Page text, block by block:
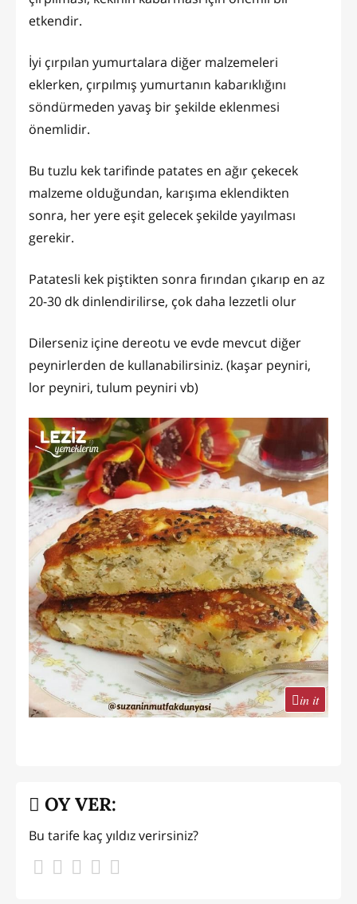
etkendir.
İyi çırpılan yumurtalara diğer malzemeleri
eklerken, çırpılmış yumurtanın kabarıklığını
söndürmeden yavaş bir şekilde eklenmesi
önemlidir.
Bu tuzlu kek tarifinde patates en ağır çekecek
malzeme olduğundan, karışıma eklendikten
sonra, her yere eşit gelecek şekilde yayılması
gerekir.
Patatesli kek piştikten sonra fırından çıkarıp en az
20-30 dk dinlendirilirse, çok daha lezzetli olur
Dilerseniz içine dereotu ve evde mevcut diğer
peynirlerden de kullanabilirsiniz. (kaşar peyniri,
lor peyniri, tulum peyniri vb)
in it
OY VER:
Bu tarife kaç yıldız verirsiniz?